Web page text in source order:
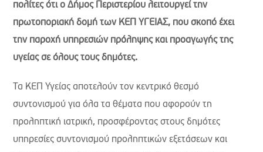
πολίτες ότι ο Δήμος Περιστερίου λειτουργεί την
πρωτοποριακή δομή των ΚΕΠ ΥΓΕΙΑΣ, που σκοπό έχει
την παροχή υπηρεσιών πρόληψης και προαγωγής της
υγείας σε όλους τους δημότες.
Τα ΚΕΠ Υγείας αποτελούν τον κεντρικό θεσμό
συντονισμού για όλα τα θέματα που αφορούν τη
προληπτική ιατρική, προσφέροντας στους δημότες
υπηρεσίες συντονισμού προληπτικών εξετάσεων και